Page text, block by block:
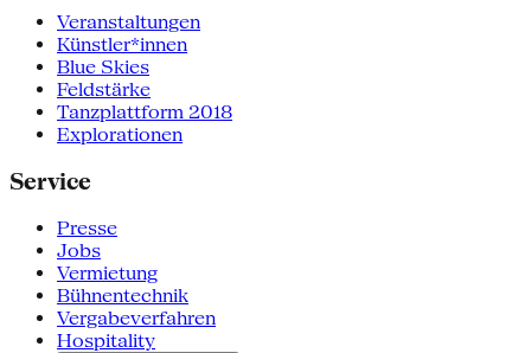
Veranstaltungen
Künstler*innen
Blue Skies
Feldstärke
Tanzplattform 2018
Explorationen
Service
Presse
Jobs
Vermietung
Bühnentechnik
Vergabeverfahren
Hospitality